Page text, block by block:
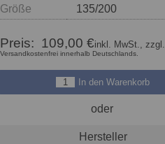
Größe
Preis: 109,00 €inkl. MwSt., zzgl.
Versandkostenfrei innerhalb Deutschlands.
In den Warenkorb
oder
Hersteller